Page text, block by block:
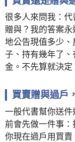
很多人來問我：
贈與？我的答案
地公告現值多少
子、持有幾年了
金。不先算就決定
買賣贈與過戶
一般代書幫你送
前會先做一件事：
你現在過戶用買